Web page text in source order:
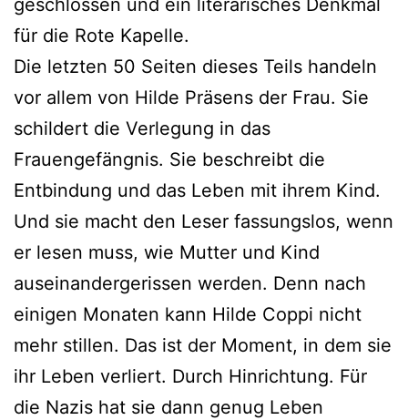
geschlossen und ein literarisches Denkmal
für die Rote Kapelle.
Die letzten 50 Seiten dieses Teils handeln
vor allem von Hilde Präsens der Frau. Sie
schildert die Verlegung in das
Frauengefängnis. Sie beschreibt die
Entbindung und das Leben mit ihrem Kind.
Und sie macht den Leser fassungslos, wenn
er lesen muss, wie Mutter und Kind
auseinandergerissen werden. Denn nach
einigen Monaten kann Hilde Coppi nicht
mehr stillen. Das ist der Moment, in dem sie
ihr Leben verliert. Durch Hinrichtung. Für
die Nazis hat sie dann genug Leben